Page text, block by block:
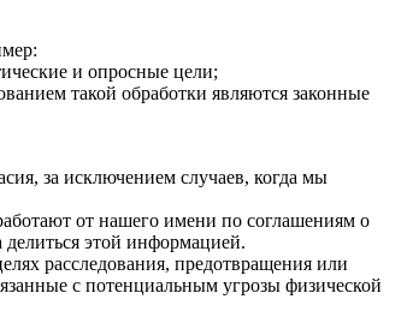
и опросные цели;
такой обработки являются законные
за исключением случаев, когда мы
от нашего имени по соглашениям о
этой информацией.
расследования, предотвращения или
с потенциальным угрозы физической